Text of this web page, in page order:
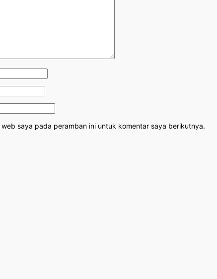
saya pada peramban ini untuk komentar saya berikutnya.